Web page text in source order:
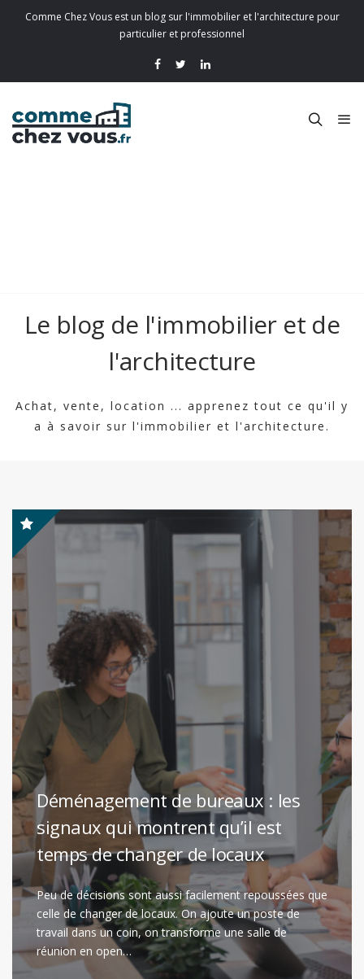
Comme Chez Vous est un blog sur l'immobilier et l'architecture pour
particulier et professionnel
Le blog de l'immobilier et de
l'architecture
Achat, vente, location ... apprenez tout ce qu'il y
a à savoir sur l'immobilier et l'architecture.
Déménagement de bureaux : les
signaux qui montrent qu’il est
temps de changer de locaux
Peu de décisions sont aussi facilement repoussées que
celle de changer de locaux. On ajoute un poste de
travail dans un coin, on transforme une salle de
réunion en open…